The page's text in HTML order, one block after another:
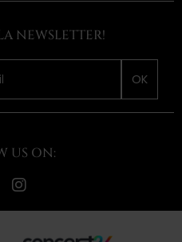
NEWSLETTER!
OK
US ON: